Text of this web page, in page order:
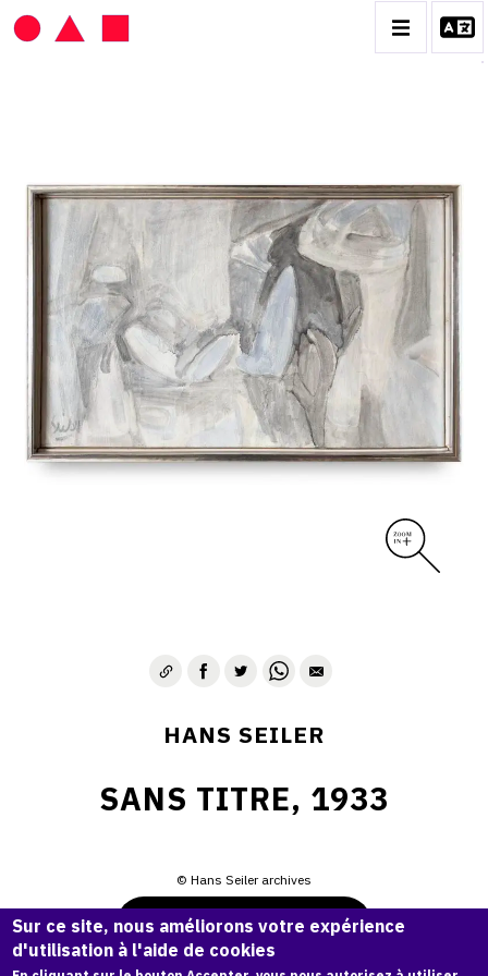
HANS SEILER
BIOGRAPHIE
CATALOGUE DES OEUVRES
VOL. 1 : LES PEINTURES
VOL. 2 : LES GOUACHES
VOL. 3 : CRAYONS DE COULEUR ET FUSAINS
CONTACT
HANS SEILER
SANS TITRE, 1933
© Hans Seiler archives
Demande d'information
Sur ce site, nous améliorons votre expérience
d'utilisation à l'aide de cookies